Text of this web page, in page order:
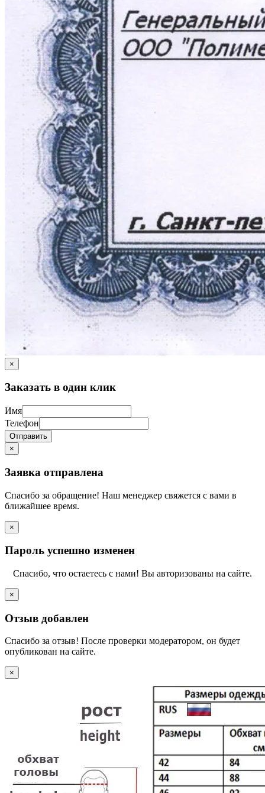
×
Заказать в один клик
Имя
Телефон
Отправить
×
Заявка отправлена
Спасибо за обращение! Наш менеджер свяжется с вами в
ближайшее время.
×
Пароль успешно изменен
Спасибо, что остаетесь с нами! Вы авторизованы на сайте.
×
Отзыв добавлен
Спасибо за отзыв! После проверки модератором, он будет
опубликован на сайте.
×